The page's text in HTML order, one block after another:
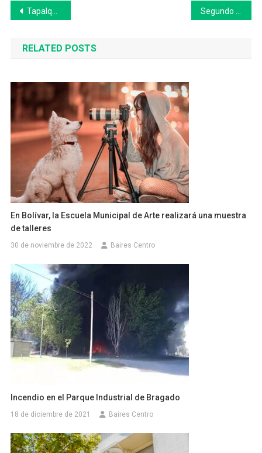
Navegación
de
entradas
Tapalqué: encuentro de trabajo con profesionales del Ministerio de Mujeres, Género y Diversidad de la Nación
RELATED POSTS
En Bolívar, la Escuela Municipal de Arte realizará una muestra
de talleres
30 de noviembre de 2022 Baires Centro
Incendio en el Parque Industrial de Bragado
18 de diciembre de 2021 Baires Centro